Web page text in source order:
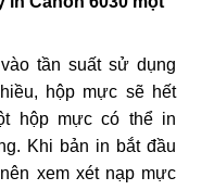
tần suất sử dụng
hộp mực sẽ hết
hộp mực có thể in
Khi bản in bắt đầu
xem xét nạp mực